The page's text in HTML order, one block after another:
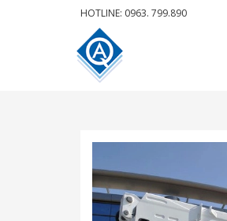
HOTLINE: 0963. 799.890